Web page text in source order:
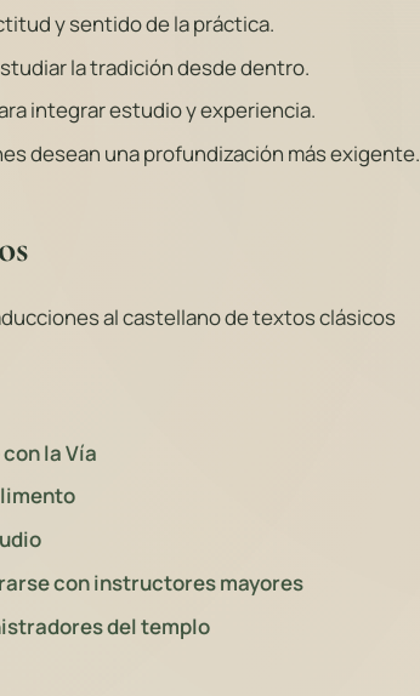
y sentido de la práctica.
la tradición desde dentro.
integrar estudio y experiencia.
desean una profundización más exigente.
al castellano de textos clásicos
la Vía
con instructores mayores
del templo